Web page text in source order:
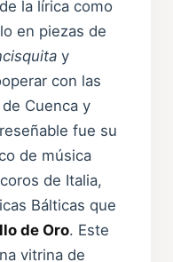
la lírica como
en piezas de
y
con las
Cuenca y
fue su
de música
de Italia,
Bálticas que
de Oro. Este
vitrina de